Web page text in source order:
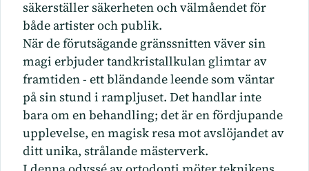
säkerställer säkerheten och välmåendet för
både artister och publik.
När de förutsägande gränssnitten väver sin
magi erbjuder tandkristallkulan glimtar av
framtiden - ett bländande leende som väntar
på sin stund i rampljuset. Det handlar inte
bara om en behandling; det är en fördjupande
upplevelse, en magisk resa mot avslöjandet av
ditt unika, strålande mästerverk.